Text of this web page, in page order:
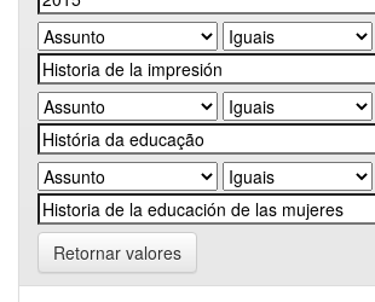
Retornar valores